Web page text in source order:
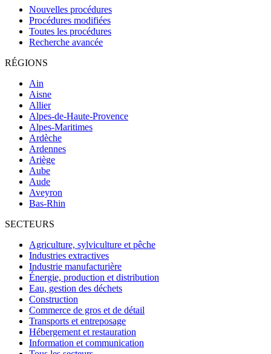
Nouvelles procédures
Procédures modifiées
Toutes les procédures
Recherche avancée
RÉGIONS
Ain
Aisne
Allier
Alpes-de-Haute-Provence
Alpes-Maritimes
Ardèche
Ardennes
Ariège
Aube
Aude
Aveyron
Bas-Rhin
SECTEURS
Agriculture, sylviculture et pêche
Industries extractives
Industrie manufacturière
Énergie, production et distribution
Eau, gestion des déchets
Construction
Commerce de gros et de détail
Transports et entreposage
Hébergement et restauration
Information et communication